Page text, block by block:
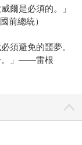
爾是必須的。」
前總統）
須避免的噩夢。
。」――雷根